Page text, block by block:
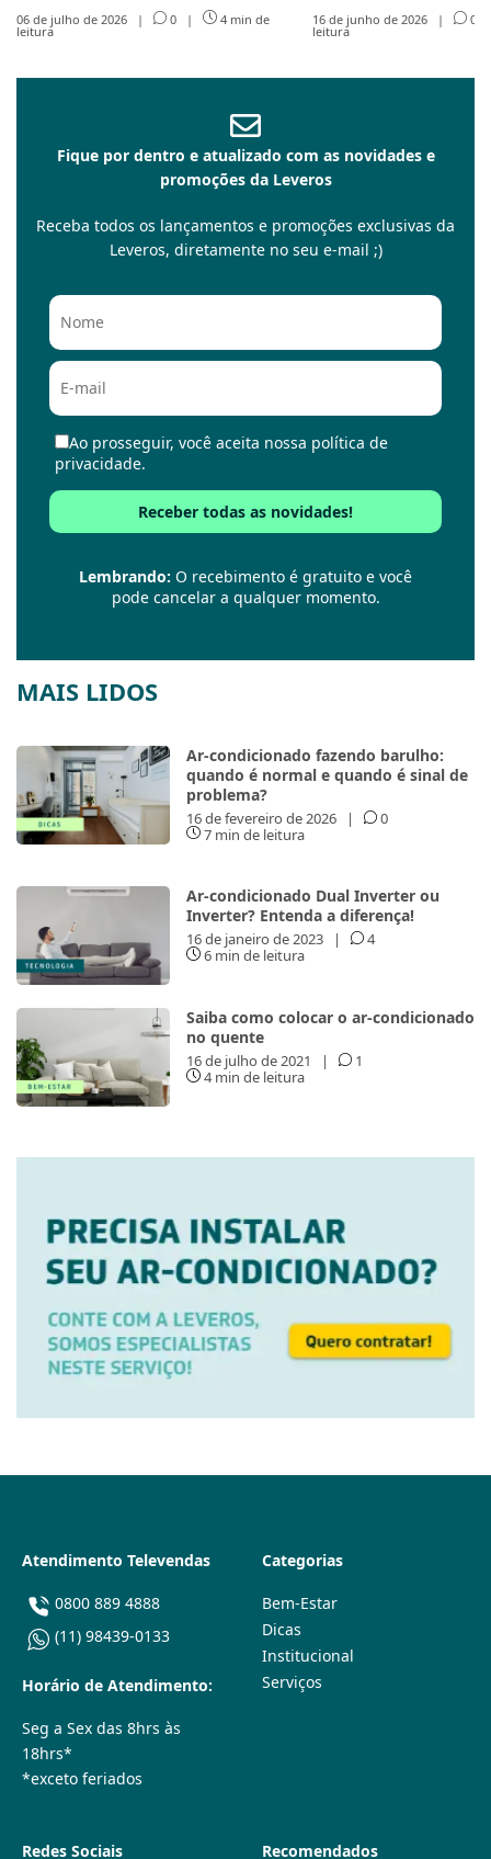
06 de julho de 2026 | 0 | 4 min de
leitura
16 de junho de 2026 | 0
leitura
Fique por dentro e atualizado com as novidades e
promoções da Leveros
Receba todos os lançamentos e promoções exclusivas da
Leveros, diretamente no seu e-mail ;)
Ao prosseguir, você aceita nossa política de
privacidade.
Lembrando: O recebimento é gratuito e você
pode cancelar a qualquer momento.
MAIS LIDOS
Ar-condicionado fazendo barulho:
quando é normal e quando é sinal de
problema?
16 de fevereiro de 2026 |
0
7 min de leitura
Ar-condicionado Dual Inverter ou
Inverter? Entenda a diferença!
16 de janeiro de 2023 |
4
6 min de leitura
Saiba como colocar o ar-condicionado
no quente
16 de julho de 2021 |
1
4 min de leitura
Atendimento Televendas
0800 889 4888
(11) 98439-0133
Horário de Atendimento:
Seg a Sex das 8hrs às
18hrs*
*exceto feriados
Categorias
Bem-Estar
Dicas
Institucional
Serviços
Redes Sociais Recomendados